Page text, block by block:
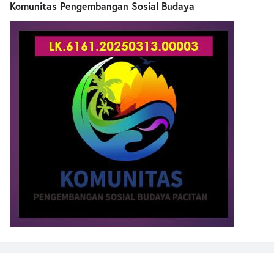
Komunitas Pengembangan Sosial Budaya